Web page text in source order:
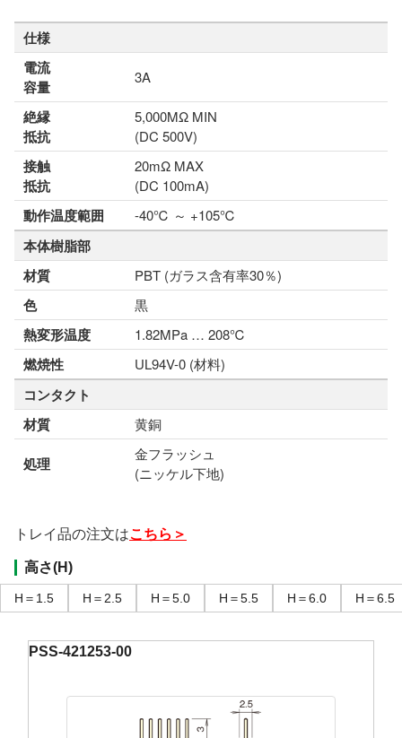
会社情報
仕様
電流
容量
3A
絶縁
抵抗
5,000MΩ MIN
(DC 500V)
接触
抵抗
20mΩ MAX
(DC 100mA)
動作温度範囲 -40℃ ～ +105℃
本体樹脂部
材質
PBT (ガラス含有率30％)
色 黒
熱変形温度 1.82MPa … 208℃
燃焼性 UL94V-0 (材料)
コンタクト
材質
黄銅
処理
金フラッシュ
(ニッケル下地)
トレイ品の注文はこちら＞
高さ(H)
H＝1.5 H＝2.5 H＝5.0 H＝5.5 H＝6.0 H＝6.5
PSS-421253-00